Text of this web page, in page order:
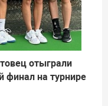
отыграли
финал на турнире